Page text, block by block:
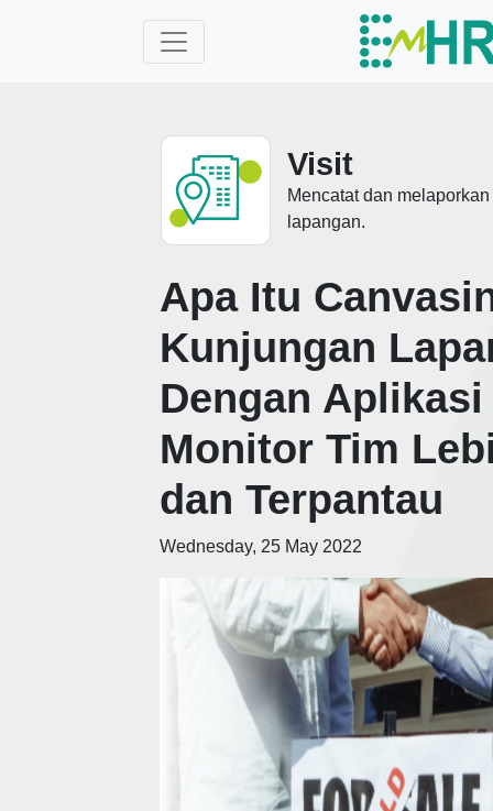
Visit
Mencatat dan
lapangan.
Apa Itu
Kunjungan
Dengan
Monitor Tim
dan Terpantau
Wednesday, 25 May 2022